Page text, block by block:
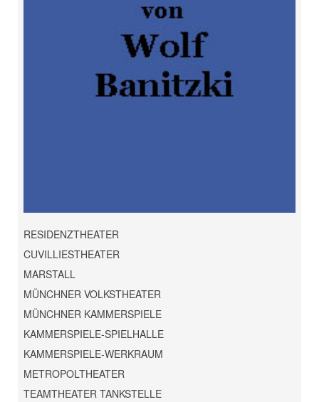
RESIDENZTHEATER
CUVILLIESTHEATER
MARSTALL
MÜNCHNER VOLKSTHEATER
MÜNCHNER KAMMERSPIELE
KAMMERSPIELE-SPIELHALLE
KAMMERSPIELE-WERKRAUM
METROPOLTHEATER
TEAMTHEATER TANKSTELLE